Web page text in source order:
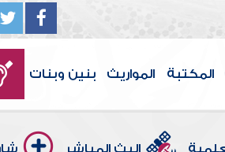
المكتبة المواريث بنين وبنات
البث المباشر